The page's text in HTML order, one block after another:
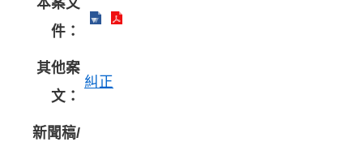
本案文
件：
其他案
文：
糾正
新聞稿/